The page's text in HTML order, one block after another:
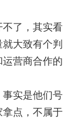
不了，其实看
大致有个判
营商合作的
事实是他们号
点，不属于